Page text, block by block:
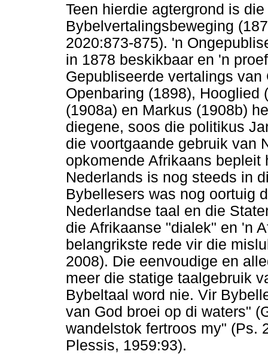
Teen hierdie agtergrond is
Bybelvertalingsbeweging
2020:873-875). 'n
in 1878 beskikbaar en 'n
Gepubliseerde vertalings
Openbaring (1898), Hooglied
(1908a) en Markus (1908b)
diegene, soos die politikus
die voortgaande gebruik van
opkomende Afrikaans bepleit
Nederlands is nog steeds in
Bybellesers was nog oortuig
Nederlandse taal en die
die Afrikaanse "dialek" en 'n
belangrikste rede vir die
2008). Die eenvoudige en
meer die statige taalgebruik
Bybeltaal word nie. Vir
van God broei op di waters"
wandelstok fertroos my" (Ps.
Plessis, 1959:93).